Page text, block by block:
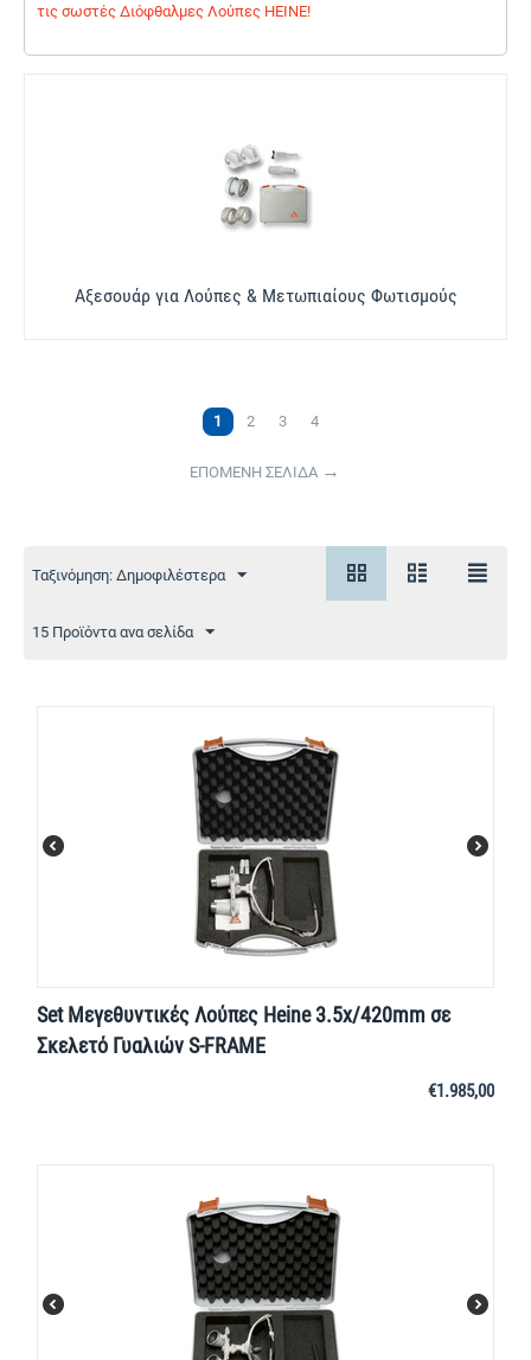
τις σωστές Διόφθαλμες Λούπες HEINE!
Αξεσουάρ για Λούπες & Μετωπιαίους Φωτισμούς
1 2 3 4
ΕΠΟΜΕΝΗ ΣΕΛΙΔΑ
Ταξινόμηση: Δημοφιλέστερα
15 Προϊόντα ανα σελίδα
Set Μεγεθυντικές Λούπες Heine 3.5x/420mm σε
Σκελετό Γυαλιών S-FRAME
€1.985,00